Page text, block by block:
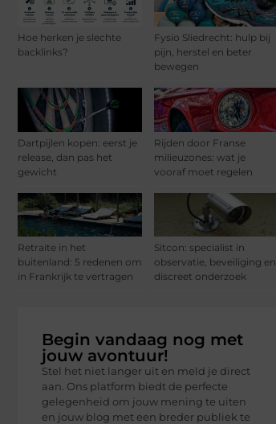
Hoe herken je slechte
backlinks?
Fysio Sliedrecht: hulp bij
pijn, herstel en beter
bewegen
Dartpijlen kopen: eerst je
release, dan pas het
gewicht
Rijden door Franse
milieuzones: wat je
vooraf moet regelen
Retraite in het
buitenland: 5 redenen om
in Frankrijk te vertragen
Sitcon: specialist in
observatie, beveiliging en
discreet onderzoek
Begin vandaag nog met
jouw avontuur!
Stel het niet langer uit en meld je direct
aan. Ons platform biedt de perfecte
gelegenheid om jouw mening te uiten
en jouw blog met een breder publiek te